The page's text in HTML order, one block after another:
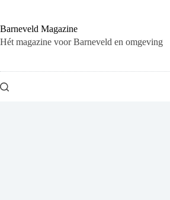
de
inhoud
Barneveld Magazine
Hét magazine voor Barneveld en omgeving